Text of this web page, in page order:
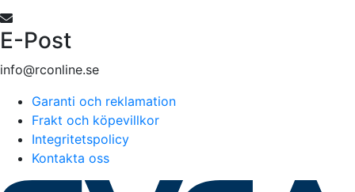
E-Post
info@rconline.se
Garanti och reklamation
Frakt och köpevillkor
Integritetspolicy
Kontakta oss